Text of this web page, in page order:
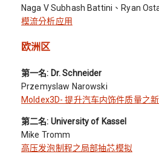
Naga V Subhash Battini、Ryan
模流分析应用
欧洲区
第一名: Dr. Schneider
Przemyslaw Narowski
Moldex3D- 提升汽车内饰件质量之
第二名: University of Kassel
Mike Tromm
高压发泡制程之局部抽芯模拟